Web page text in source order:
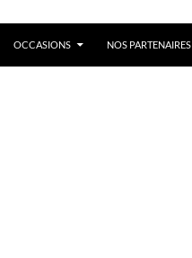
OCCASIONS NOS PARTENAIRES